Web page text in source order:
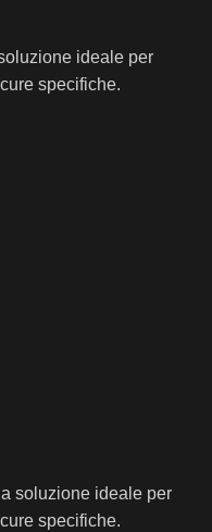
ideale per
specifiche.
soluzione ideale per
specifiche.